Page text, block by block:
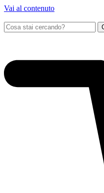
Vai al contenuto